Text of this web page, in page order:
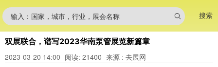
输入：国家，城市，行业，展会名称 搜索
双展联合，谱写2023华南泵管展览新篇章
2023-03-20 14:00 阅读: 21400 来源 : 去展网